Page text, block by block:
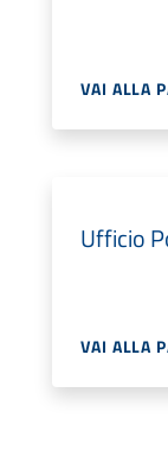
VAI ALLA
Ufficio
VAI ALLA